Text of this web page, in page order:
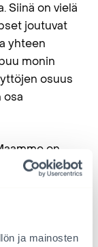
ja mainosten
Siinä on vielä
joutuvat
yhteen
monin
osuus
osa
on
suuret. Toivon
kehitys on
ei ole